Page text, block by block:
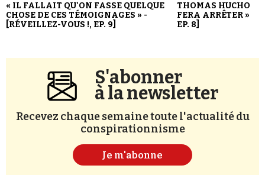
« IL FALLAIT QU'ON FASSE QUELQUE
CHOSE DE CES TÉMOIGNAGES » -
[RÉVEILLEZ-VOUS !, EP. 9]
THOMAS HUCHON :
FERA ARRÊTER » -
EP. 8]
S'abonner
à la newsletter
Recevez chaque semaine toute l'actualité du
conspirationnisme
Je m'abonne